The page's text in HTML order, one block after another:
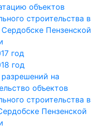
объектов
строительства в
Пензенской
год
год
на
объектов
строительства в
Пензенской